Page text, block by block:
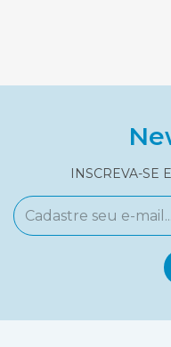
INSCREVA-SE